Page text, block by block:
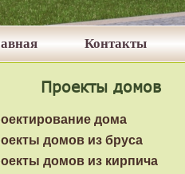
Контакты
Проекты домов
дома
домов из бруса
домов из кирпича